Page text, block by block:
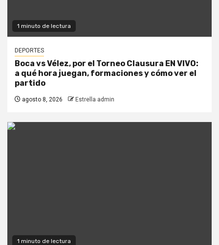
1 minuto de lectura
DEPORTES
Boca vs Vélez, por el Torneo Clausura EN VIVO:
a qué hora juegan, formaciones y cómo ver el
partido
agosto 8, 2026 Estrella admin
1 minuto de lectura